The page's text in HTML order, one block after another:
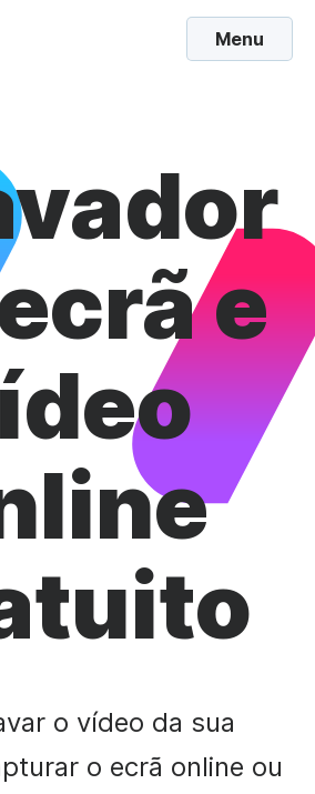
Menu
e
o vídeo da sua
o ecrã online ou